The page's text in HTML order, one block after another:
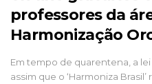
professores da
Harmonização
Em tempo de quarentena, a
assim que o ‘Harmoniza